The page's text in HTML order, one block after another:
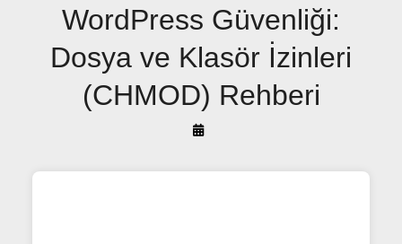
WordPress Güvenliği:
Dosya ve Klasör İzinleri
(CHMOD) Rehberi
By
Akyüz
Yazı